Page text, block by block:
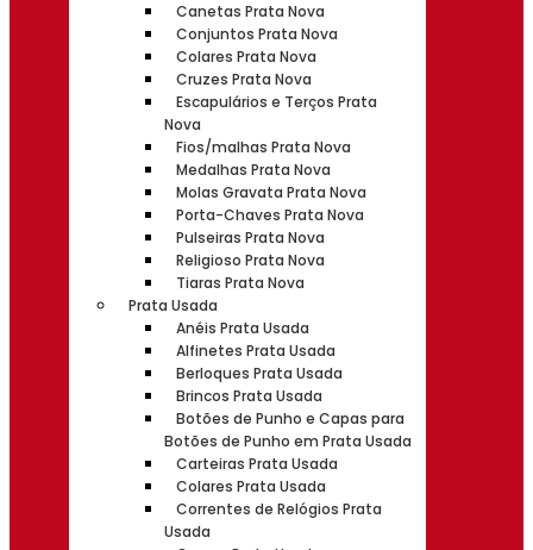
Canetas Prata Nova
Conjuntos Prata Nova
Colares Prata Nova
Cruzes Prata Nova
Escapulários e Terços Prata
Nova
Fios/malhas Prata Nova
Medalhas Prata Nova
Molas Gravata Prata Nova
Porta-Chaves Prata Nova
Pulseiras Prata Nova
Religioso Prata Nova
Tiaras Prata Nova
Prata Usada
Anéis Prata Usada
Alfinetes Prata Usada
Berloques Prata Usada
Brincos Prata Usada
Botões de Punho e Capas para
Botões de Punho em Prata Usada
Carteiras Prata Usada
Colares Prata Usada
Correntes de Relógios Prata
Usada